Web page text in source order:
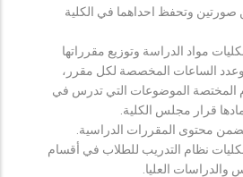
وتحفظ احداهما في الكلية
مواد الدراسة وتوزيع مقرراتها
الساعات المخصصة لكل مقرر،
المختصة الموضوعات التي تدرس في
قرار مجلس الكلية.
محتوى المقررات الدراسية.
للكليات نظام التدريب للطلاب في أقسام
والدراسات العليا.